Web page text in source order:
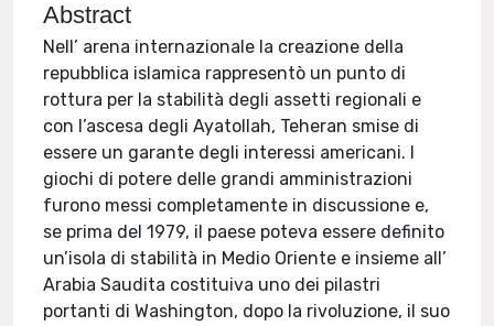
Abstract
Nell’ arena internazionale la creazione della
repubblica islamica rappresentò un punto di
rottura per la stabilità degli assetti regionali e
con l’ascesa degli Ayatollah, Teheran smise di
essere un garante degli interessi americani. I
giochi di potere delle grandi amministrazioni
furono messi completamente in discussione e,
se prima del 1979, il paese poteva essere definito
un’isola di stabilità in Medio Oriente e insieme all’
Arabia Saudita costituiva uno dei pilastri
portanti di Washington, dopo la rivoluzione, il suo